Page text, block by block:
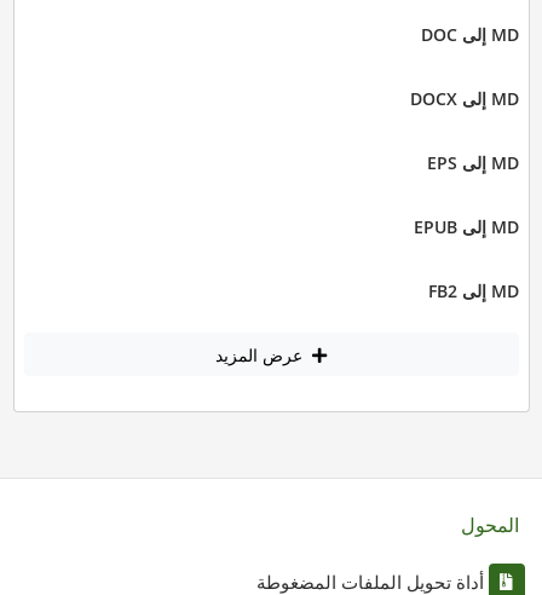
MD إلى DOC
MD إلى DOCX
MD إلى EPS
MD إلى EPUB
MD إلى FB2
عرض المزيد
المحول
أداة تحويل الملفات المضغوطة